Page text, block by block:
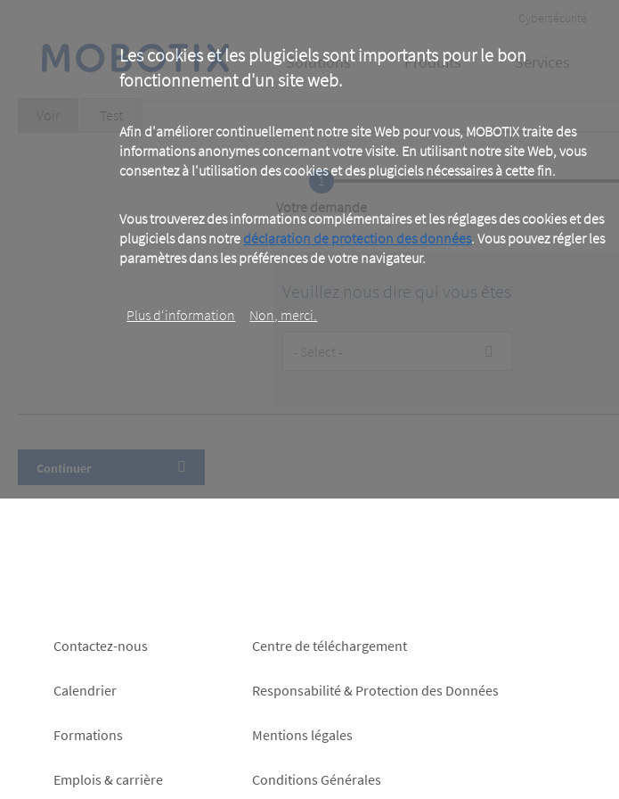
Les cookies et les plugiciels sont importants pour le bon
fonctionnement d'un site web.
Afin d'améliorer continuellement notre site Web pour vous, MOBOTIX traite des
informations anonymes concernant votre visite. En utilisant notre site Web, vous
consentez à l'utilisation des cookies et des plugiciels nécessaires à cette fin.
Vous trouverez des informations complémentaires et les réglages des cookies et des
plugiciels dans notre déclaration de protection des données. Vous pouvez régler les
paramètres dans les préférences de votre navigateur.
Plus d‘information Non, merci.
content
Header
Meta
Cybersécurité
Main
navigation
Solutions Produits Services
Primary
Voir Test
1
Current
Votre demande
Veuillez nous dire qui vous êtes
Type
Footer
left
Contactez-nous
Calendrier
Formations
Emplois & carrière
Footer
right
Centre de téléchargement
Responsabilité & Protection des Données
Mentions légales
Conditions Générales